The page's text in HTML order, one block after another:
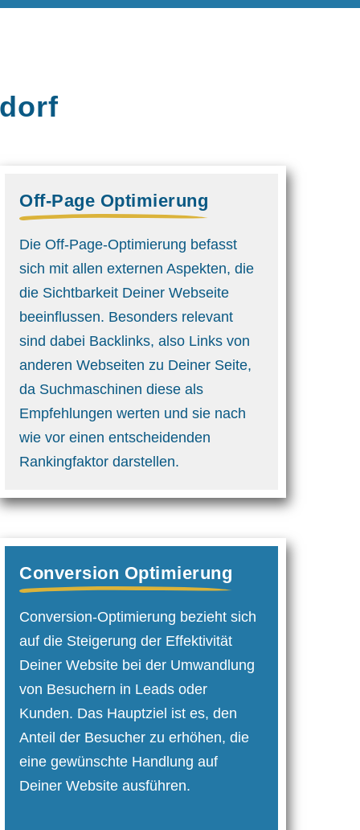
Off-Page Optimierung
Die Off-Page-Optimierung befasst
sich mit allen externen Aspekten, die
die Sichtbarkeit Deiner Webseite
beeinflussen. Besonders relevant
sind dabei Backlinks, also Links von
anderen Webseiten zu Deiner Seite,
da Suchmaschinen diese als
Empfehlungen werten und sie nach
wie vor einen entscheidenden
Rankingfaktor darstellen.
Conversion Optimierung
Conversion-Optimierung bezieht sich
auf die Steigerung der Effektivität
Deiner Website bei der Umwandlung
von Besuchern in Leads oder
Kunden. Das Hauptziel ist es, den
Anteil der Besucher zu erhöhen, die
eine gewünschte Handlung auf
Deiner Website ausführen.